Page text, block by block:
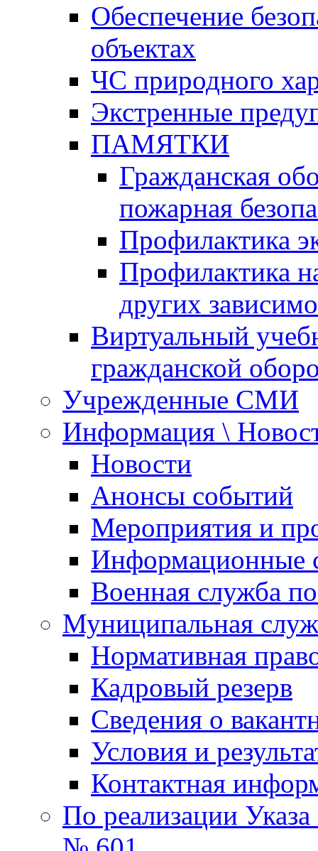
Обеспечение
объектах
ЧС природного
Экстренные
ПАМЯТКИ
Гражданская
пожарная
Профилактика
Профилактика
других
Виртуальный
гражданской
Учрежденные СМИ
Информация \
Новости
Анонсы событий
Мероприятия и
Информационные
Военная служба
Муниципальная
Нормативная
Кадровый резерв
Сведения о
Условия и
Контактная
По реализации